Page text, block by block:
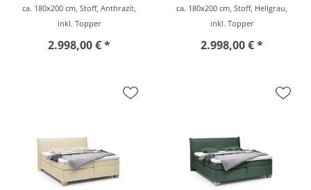
ca. 180x200 cm, Stoff, Anthrazit,
inkl. Topper
2.998,00 € *
ca. 180x200 cm, Stoff, Hellgrau,
inkl. Topper
2.998,00 € *